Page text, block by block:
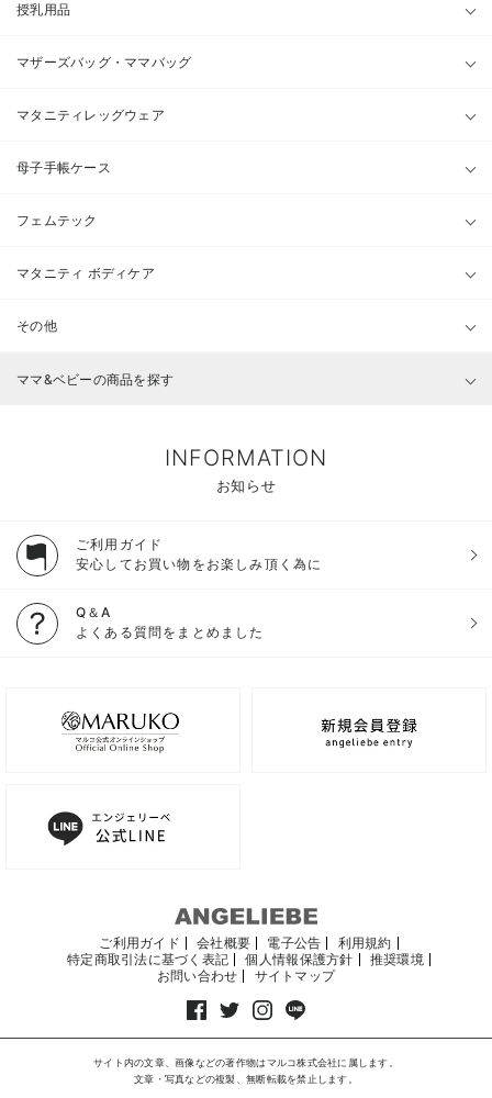
授乳用品
マザーズバッグ・ママバッグ
マタニティレッグウェア
母子手帳ケース
フェムテック
マタニティ ボディケア
その他
ママ&ベビーの商品を探す
INFORMATION
お知らせ
ご利用ガイド
安心してお買い物をお楽しみ頂く為に
Q＆A
よくある質問をまとめました
ご利用ガイド 会社概要 電子公告
利用規約
特定商取引法に基づく表記
個人情報保護方針
推奨環境
お問い合わせ
サイトマップ
サイト内の文章、画像などの著作物はマルコ株式会社に属します。
文章・写真などの複製、無断転載を禁止します。